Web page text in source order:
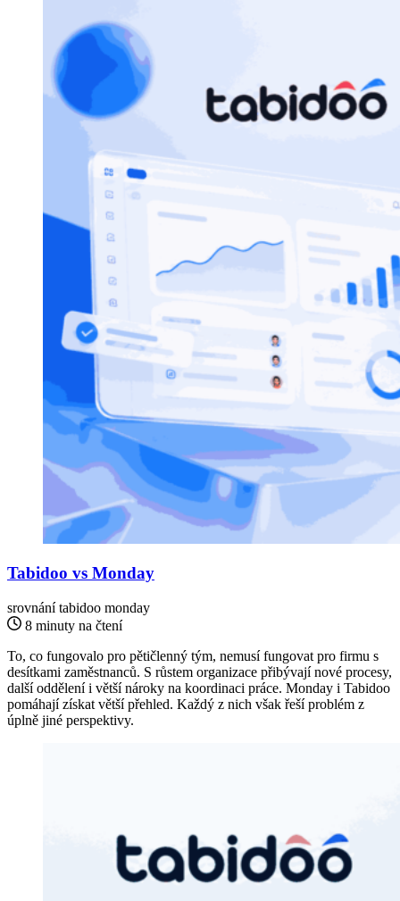
Tabidoo vs Monday
srovnání tabidoo monday
8 minuty na čtení
To, co fungovalo pro pětičlenný tým, nemusí fungovat pro firmu s
desítkami zaměstnanců. S růstem organizace přibývají nové procesy,
další oddělení i větší nároky na koordinaci práce. Monday i Tabidoo
pomáhají získat větší přehled. Každý z nich však řeší problém z
úplně jiné perspektivy.